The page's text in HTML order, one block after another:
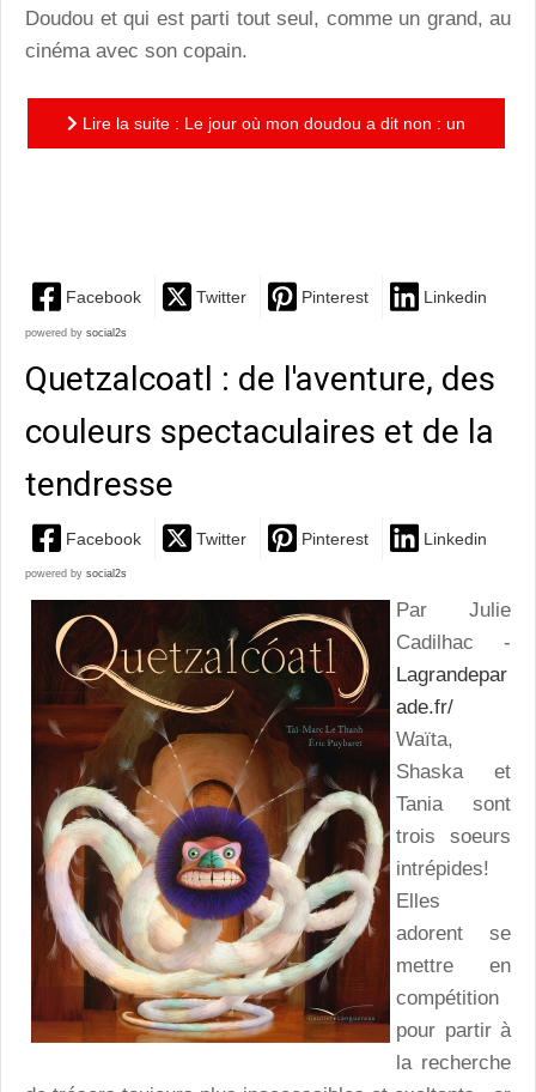
Doudou et qui est parti tout seul, comme un grand, au
cinéma avec son copain.
Lire la suite : Le jour où mon doudou a dit non : un
Facebook Twitter Pinterest Linkedin
powered by social2s
Quetzalcoatl : de l'aventure, des
couleurs spectaculaires et de la
tendresse
Facebook Twitter Pinterest Linkedin
powered by social2s
Par Julie
Cadilhac -
Lagrandepar
ade.fr/
Waïta,
Shaska et
Tania sont
trois soeurs
intrépides!
Elles
adorent se
mettre en
compétition
pour partir à
la recherche